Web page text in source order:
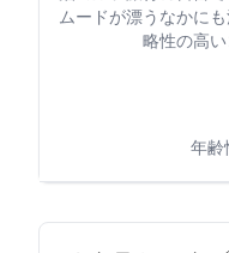
ムードが漂うなかに
略性の高い
年齢: